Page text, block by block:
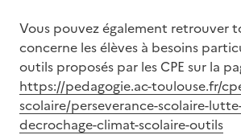
Vous pouvez également retrouver
concerne les élèves à besoins
outils proposés par les CPE sur la
https://pedagogie.ac-toulouse.fr/
scolaire/perseverance-scolaire-
decrochage-climat-scolaire-outils